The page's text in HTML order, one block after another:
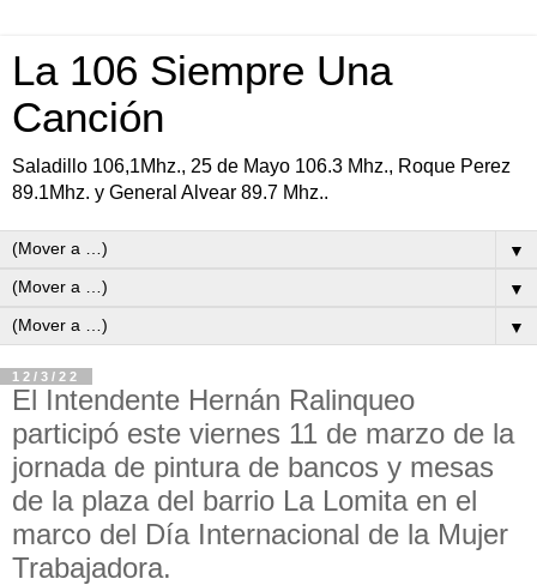
La 106 Siempre Una
Canción
Saladillo 106,1Mhz., 25 de Mayo 106.3 Mhz., Roque Perez
89.1Mhz. y General Alvear 89.7 Mhz..
▼
▼
▼
12/3/22
El Intendente Hernán Ralinqueo
participó este viernes 11 de marzo de la
jornada de pintura de bancos y mesas
de la plaza del barrio La Lomita en el
marco del Día Internacional de la Mujer
Trabajadora.